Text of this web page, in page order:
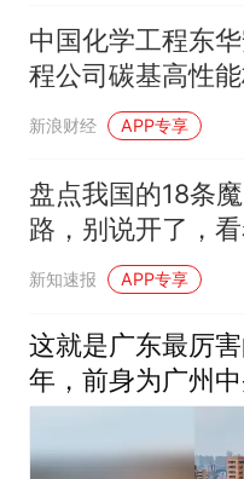
中国化学工程东
程公司碳基高性能
业示范项目综合楼
构顺利封顶
新浪财经 APP专享
盘点我国的18条
路，别说开了，看
人！
新知速报 APP专享
这就是广东最厉
年，前身为广州